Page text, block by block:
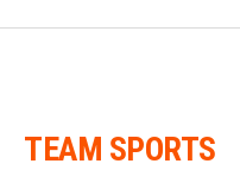
TEAM SPORTS